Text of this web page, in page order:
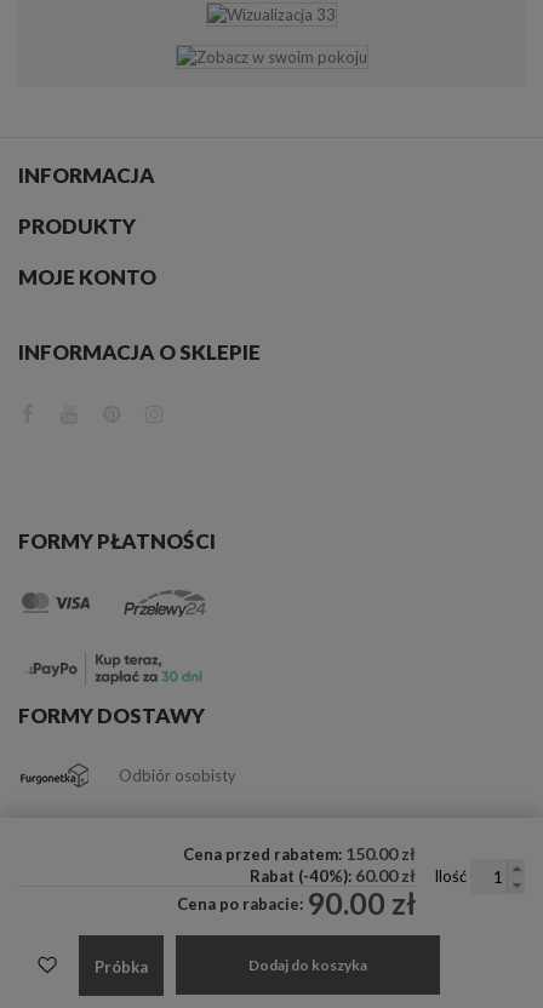
Cena przed rabatem: 150.00 zł
Rabat (-40%): 60.00 zł
Cena po rabacie: 90.00 zł
Ilość
Próbka Dodaj do koszyka
INFORMACJA
PRODUKTY
MOJE KONTO
INFORMACJA O SKLEPIE
FORMY PŁATNOŚCI
FORMY DOSTAWY
Odbiór osobisty